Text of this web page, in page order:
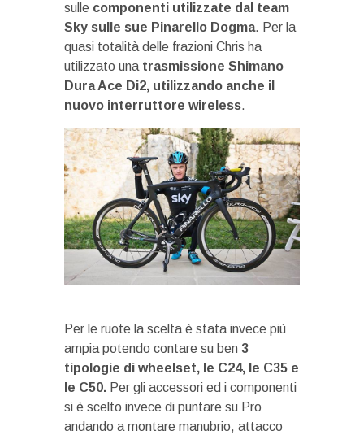
sulle componenti utilizzate dal team
Sky sulle sue Pinarello Dogma. Per la
quasi totalità delle frazioni Chris ha
utilizzato una trasmissione Shimano
Dura Ace Di2, utilizzando anche il
nuovo interruttore wireless.
Per le ruote la scelta è stata invece più
ampia potendo contare su ben 3
tipologie di wheelset, le C24, le C35 e
le C50. Per gli accessori ed i componenti
si è scelto invece di puntare su Pro
andando a montare manubrio, attacco